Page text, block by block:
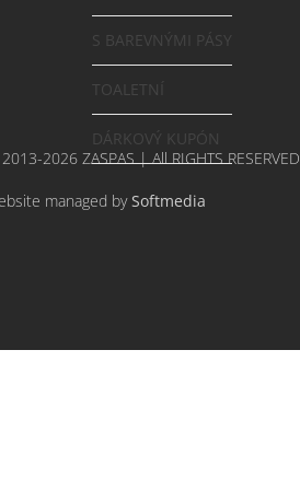
S BAREVNÝMI PÁSY
TOALETNÍ
DÁRKOVÝ KUPÓN
2026 ZASPAS | All RIGHTS RESERVED
managed bySoftmedia